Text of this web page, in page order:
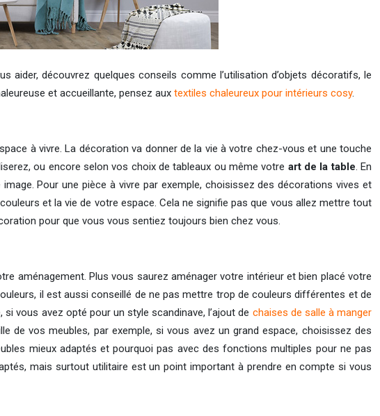
aider, découvrez quelques conseils comme l’utilisation d’objets décoratifs, le
et accueillante, pensez aux textiles chaleureux pour intérieurs cosy.
à vivre. La décoration va donner de la vie à votre chez-vous et une touche
ou encore selon vos choix de tableaux ou même votre art de la table. En
Pour une pièce à vivre par exemple, choisissez des décorations vives et
et la vie de votre espace. Cela ne signifie pas que vous allez mettre tout
pour que vous vous sentiez toujours bien chez vous.
aménagement. Plus vous saurez aménager votre intérieur et bien placé votre
il est aussi conseillé de ne pas mettre trop de couleurs différentes et de
vous avez opté pour un style scandinave, l’ajout de chaises de salle à manger
de vos meubles, par exemple, si vous avez un grand espace, choisissez des
mieux adaptés et pourquoi pas avec des fonctions multiples pour ne pas
mais surtout utilitaire est un point important à prendre en compte si vous